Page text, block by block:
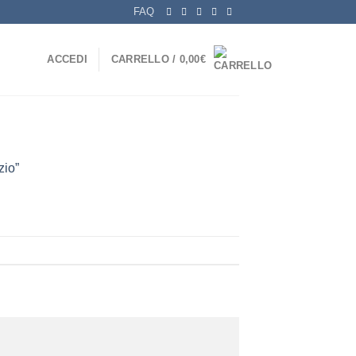
FAQ
ACCEDI CARRELLO / 0,00€